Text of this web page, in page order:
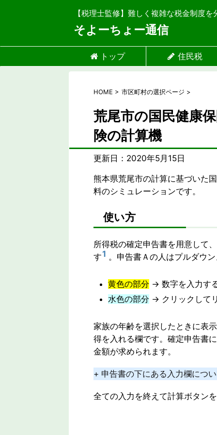
【税理士監修】難しく複雑な税金制度
そよーちょー通信
トップ 住民税
HOME > 市区町村の選択ページ >
荒尾市の国民健康
険の計算機
更新日： 2020年5月15日
熊本県荒尾市の計算に基づいた
料のシミュレーションです。
使い方
所得税の確定申告書を用意して
す1 。申告書Ａの人はプルダウ
黄色の部分 → 数字を入力す
水色の部分 → クリックして
家族の年齢を選択したときに表
得を入れる欄です。確定申告書
金額が求められます。
+ 申告書の下にある入力欄につ
全ての入力を終えて計算ボタン